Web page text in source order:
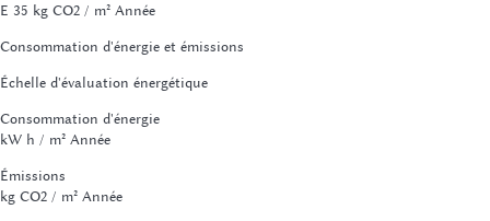
E 35 kg CO2 / m² Année
Consommation d'énergie et émissions
Échelle d'évaluation énergétique
Consommation d'énergie
kW h / m² Année
Émissions
kg CO2 / m² Année